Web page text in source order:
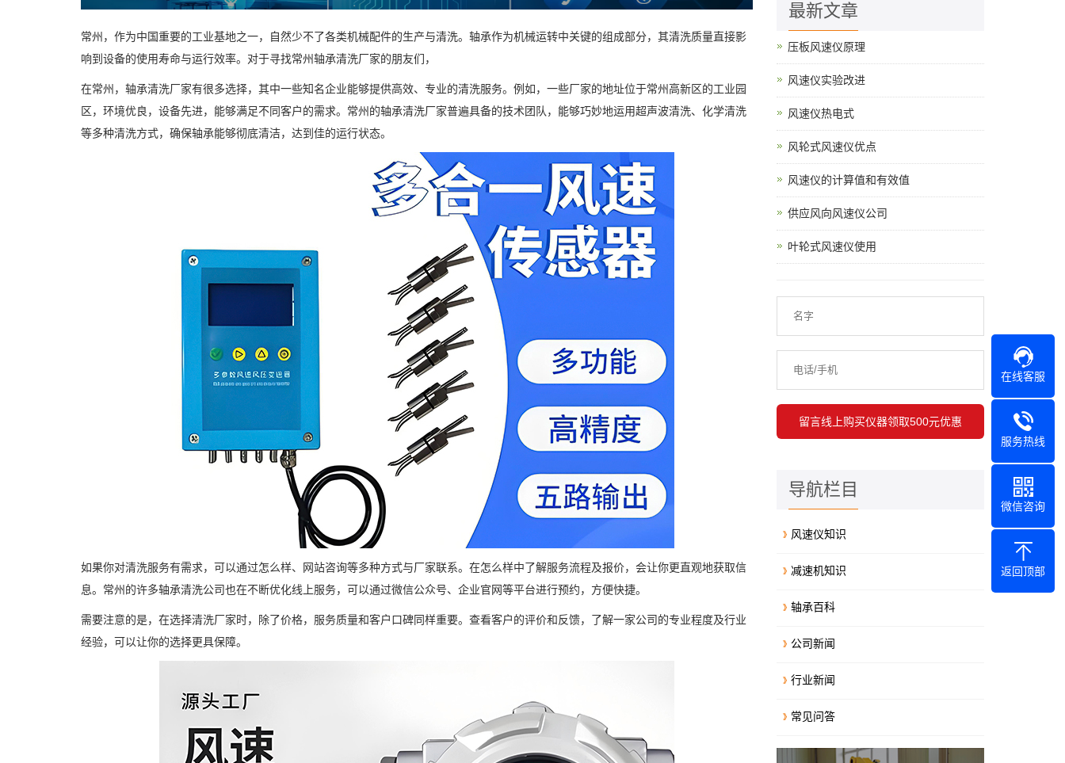
常州，作为中国重要的工业基地之一，自然少不了各类机械配件的生产与清洗。轴承作为机械运转中关键的组成部分，其清洗质量直接影
响到设备的使用寿命与运行效率。对于寻找常州轴承清洗厂家的朋友们，
在常州，轴承清洗厂家有很多选择，其中一些知名企业能够提供高效、专业的清洗服务。例如，一些厂家的地址位于常州高新区的工业园
区，环境优良，设备先进，能够满足不同客户的需求。常州的轴承清洗厂家普遍具备的技术团队，能够巧妙地运用超声波清洗、化学清洗
等多种清洗方式，确保轴承能够彻底清洁，达到佳的运行状态。
如果你对清洗服务有需求，可以通过怎么样、网站咨询等多种方式与厂家联系。在怎么样中了解服务流程及报价，会让你更直观地获取信
息。常州的许多轴承清洗公司也在不断优化线上服务，可以通过微信公众号、企业官网等平台进行预约，方便快捷。
需要注意的是，在选择清洗厂家时，除了价格，服务质量和客户口碑同样重要。查看客户的评价和反馈，了解一家公司的专业程度及行业
经验，可以让你的选择更具保障。
最新文章
压板风速仪原理
风速仪实验改进
风速仪热电式
风轮式风速仪优点
风速仪的计算值和有效值
供应风向风速仪公司
叶轮式风速仪使用
导航栏目
风速仪知识
减速机知识
轴承百科
公司新闻
行业新闻
常见问答
在线客服
服务热线
微信咨询
返回顶部